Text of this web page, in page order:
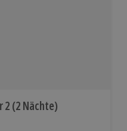
2 (2 Nächte)